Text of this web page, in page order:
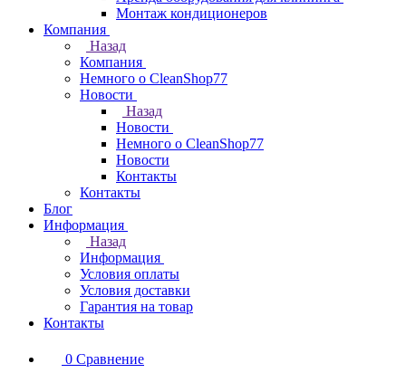
Монтаж кондиционеров
Компания
Назад
Компания
Немного о CleanShop77
Новости
Назад
Новости
Немного о CleanShop77
Новости
Контакты
Контакты
Блог
Информация
Назад
Информация
Условия оплаты
Условия доставки
Гарантия на товар
Контакты
0 Сравнение